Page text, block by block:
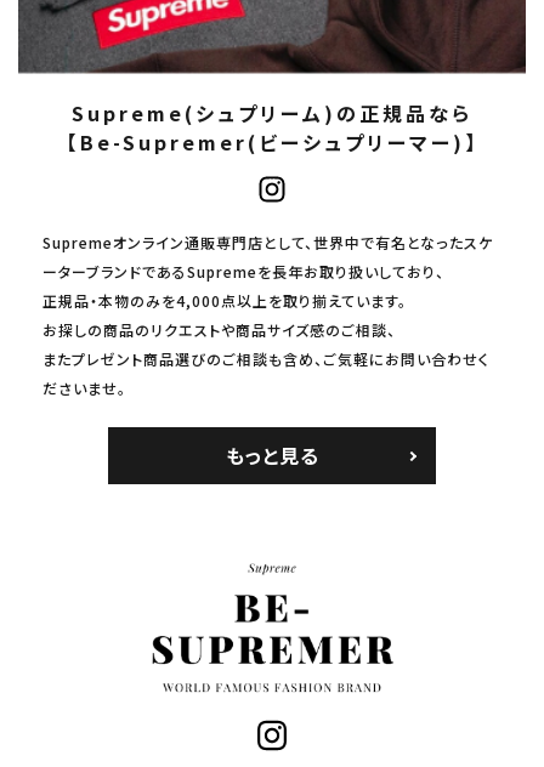
Supreme(シュプリーム)の正規品なら
【Be-Supremer(ビーシュプリーマー)】
Supremeオンライン通販専門店として、世界中で有名となったスケ
ーターブランドであるSupremeを長年お取り扱いしており、
正規品・本物のみを4,000点以上を取り揃えています。
お探しの商品のリクエストや商品サイズ感のご相談、
またプレゼント商品選びのご相談も含め、ご気軽にお問い合わせく
ださいませ。
もっと見る